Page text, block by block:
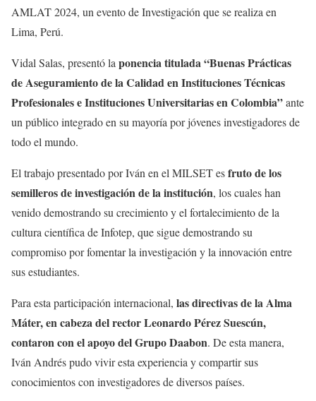
AMLAT 2024, un evento de Investigación que se realiza en
Lima, Perú.
Vidal Salas, presentó la ponencia titulada “Buenas Prácticas
de Aseguramiento de la Calidad en Instituciones Técnicas
Profesionales e Instituciones Universitarias en Colombia”ante
un público integrado en su mayoría por jóvenes investigadores de
todo el mundo.
El trabajo presentado por Iván en el MILSET esfruto de los
semilleros de investigación de la institución, los cuales han
venido demostrando su crecimiento y el fortalecimiento de la
cultura científica de Infotep, que sigue demostrando su
compromiso por fomentar la investigación y la innovación entre
sus estudiantes.
Para esta participación internacional, las directivas de la Alma
Máter, en cabeza del rector Leonardo Pérez Suescún,
contaron con el apoyo del Grupo Daabon. De esta manera,
Iván Andrés pudo vivir esta experiencia y compartir sus
conocimientos con investigadores de diversos países.